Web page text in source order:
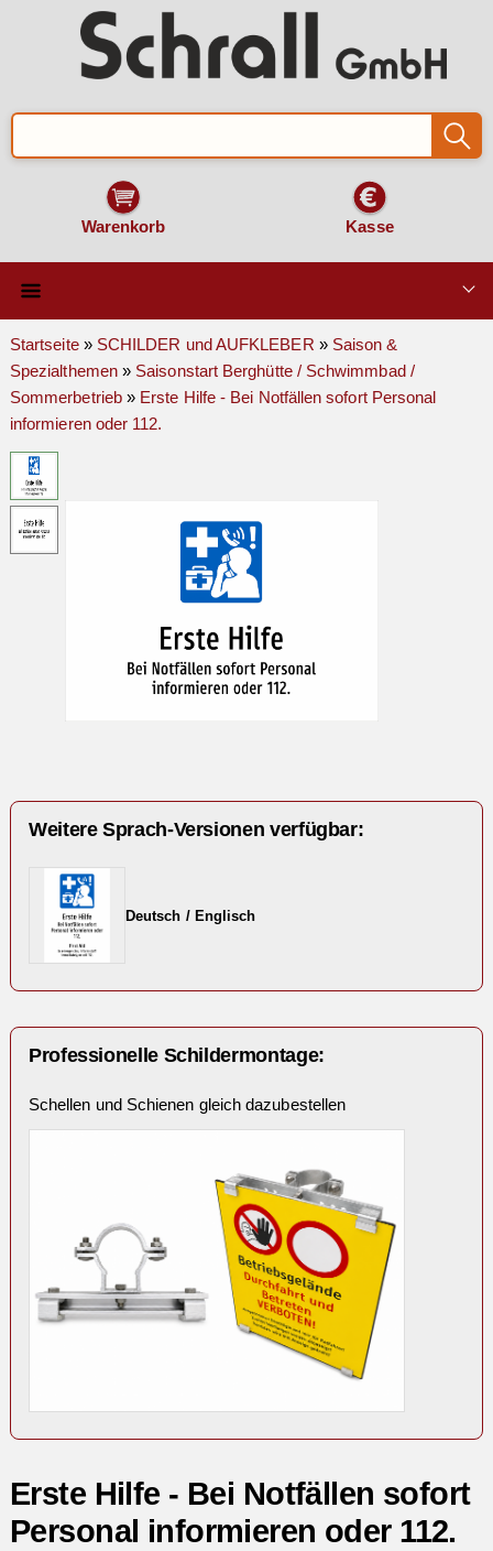
Warenkorb Kasse
Qualität & Technik
SCHILDER und AUFKLEBER
Montage & Zubehör
Startseite» SCHILDER und AUFKLEBER » Saison &
Spezialthemen» Saisonstart Berghütte / Schwimmbad /
Sommerbetrieb» Erste Hilfe - Bei Notfällen sofort Personal
informieren oder 112.
Weitere Sprach-Versionen verfügbar:
Deutsch / Englisch
Professionelle Schildermontage:
Schellen und Schienen gleich dazubestellen
Erste Hilfe - Bei Notfällen sofort
Personal informieren oder 112.